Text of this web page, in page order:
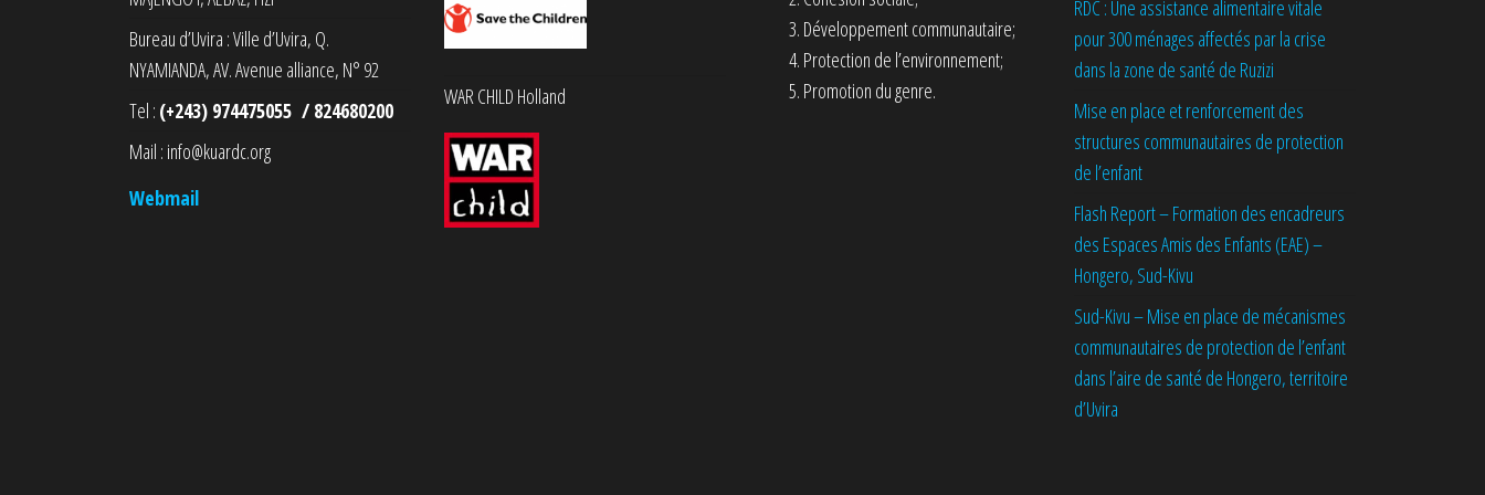
Bureau d’Uvira : Ville d’Uvira, Q.
NYAMIANDA, AV. Avenue alliance, N° 92
Tel : (+243) 974475055 / 824680200
Mail : info@kuardc.org
Webmail
WAR CHILD Holland
Développement communautaire;
Protection de l’environnement;
Promotion du genre.
RDC : Une assistance alimentaire vitale
pour 300 ménages affectés par la crise
dans la zone de santé de Ruzizi
Mise en place et renforcement des
structures communautaires de protection
de l’enfant
Flash Report – Formation des encadreurs
des Espaces Amis des Enfants (EAE) –
Hongero, Sud-Kivu
Sud-Kivu – Mise en place de mécanismes
communautaires de protection de l’enfant
dans l’aire de santé de Hongero, territoire
d’Uvira